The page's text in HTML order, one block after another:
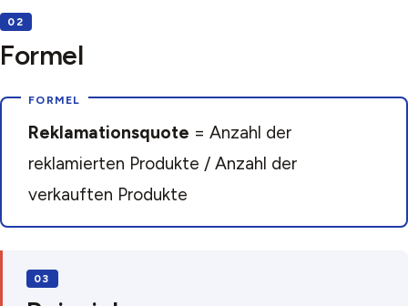
Formel
Reklamationsquote = Anzahl der
reklamierten Produkte / Anzahl der
verkauften Produkte